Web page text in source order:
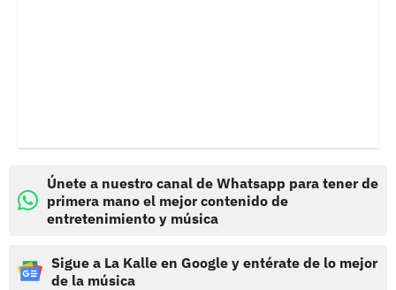
Únete a nuestro canal de Whatsapp para tener de
primera mano el mejor contenido de
entretenimiento y música
Sigue a La Kalle en Google y entérate de lo mejor
de la música